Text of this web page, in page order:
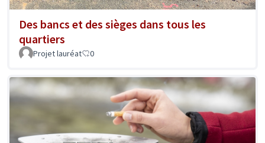
Des bancs et des sièges dans tous les
quartiers
Projet lauréat 0